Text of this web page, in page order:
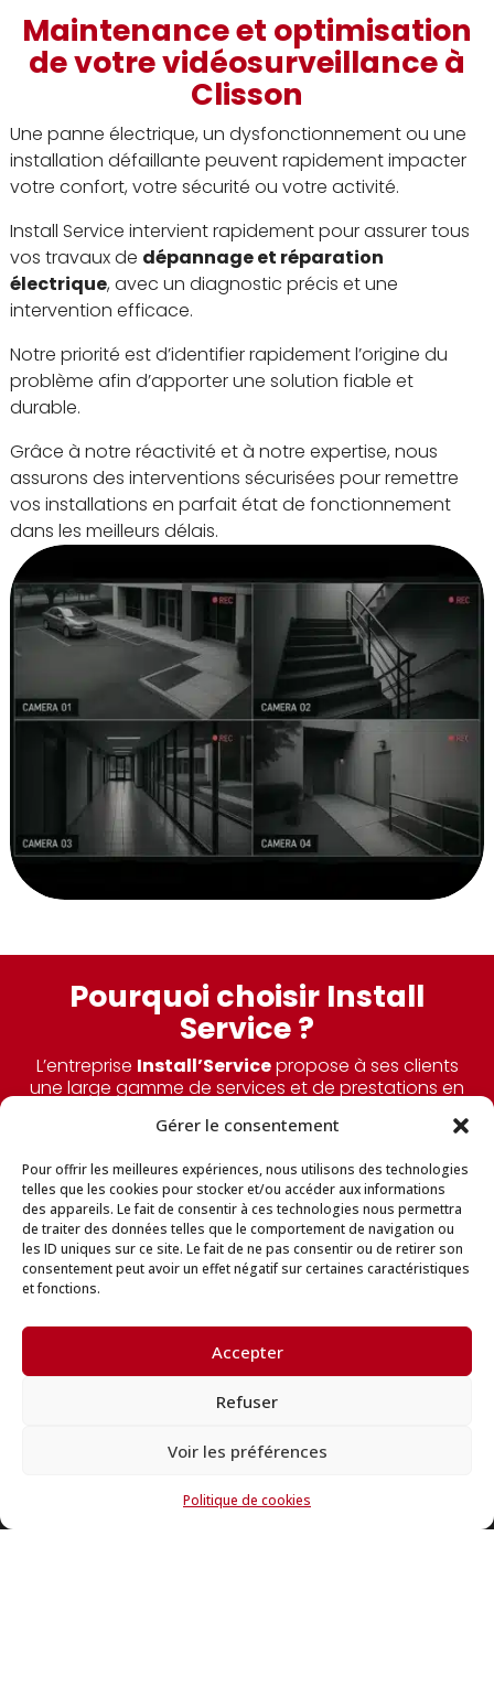
Gérer le consentement
Pour offrir les meilleures expériences, nous utilisons des technologies
telles que les cookies pour stocker et/ou accéder aux informations
des appareils. Le fait de consentir à ces technologies nous permettra
de traiter des données telles que le comportement de navigation ou
les ID uniques sur ce site. Le fait de ne pas consentir ou de retirer son
consentement peut avoir un effet négatif sur certaines caractéristiques
et fonctions.
Accepter
Refuser
Voir les préférences
Politique de cookies
Maintenance et optimisation
de votre vidéosurveillance à
Clisson
Une panne électrique, un dysfonctionnement ou une
installation défaillante peuvent rapidement impacter
votre confort, votre sécurité ou votre activité.
Install Service intervient rapidement pour assurer tous
vos travaux de dépannage et réparation
électrique, avec un diagnostic précis et une
intervention efficace.
Notre priorité est d’identifier rapidement l’origine du
problème afin d’apporter une solution fiable et
durable.
Grâce à notre réactivité et à notre expertise, nous
assurons des interventions sécurisées pour remettre
vos installations en parfait état de fonctionnement
dans les meilleurs délais.
Pourquoi choisir Install
Service ?
L’entreprise Install’Servicepropose à ses clients
une large gamme de services et de prestations en
nous mettons à votre disposition une expertise de
vos travaux d’installation, de rénovation, de
réparation, de maintenance ou de dépannage
électrique tout en vous garantissant un travail de
grande qualité.
Contactez-nous
Nos Services